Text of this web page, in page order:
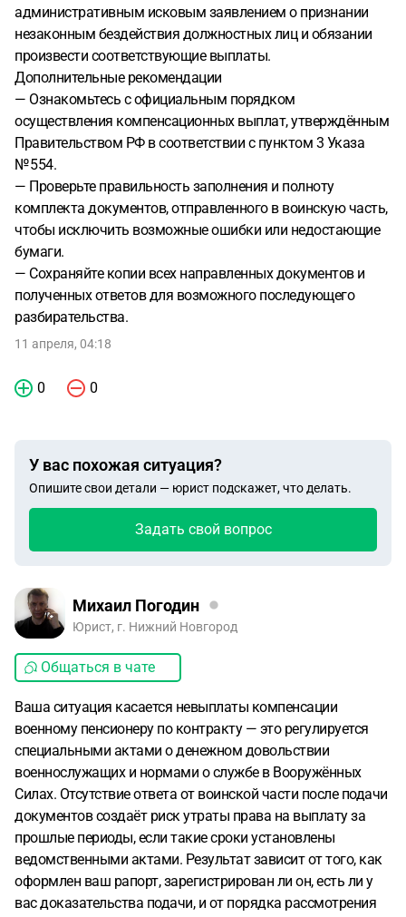
административным исковым заявлением о признании
незаконным бездействия должностных лиц и обязании
произвести соответствующие выплаты.
Дополнительные рекомендации
— Ознакомьтесь с официальным порядком
осуществления компенсационных выплат, утверждённым
Правительством РФ в соответствии с пунктом 3 Указа
№ 554.
— Проверьте правильность заполнения и полноту
комплекта документов, отправленного в воинскую часть,
чтобы исключить возможные ошибки или недостающие
бумаги.
— Сохраняйте копии всех направленных документов и
полученных ответов для возможного последующего
разбирательства.
11 апреля, 04:18
0 0
У вас похожая ситуация?
Опишите свои детали — юрист подскажет, что делать.
Задать свой вопрос
Михаил Погодин
Юрист, г. Нижний Новгород
Общаться в чате
Ваша ситуация касается невыплаты компенсации
военному пенсионеру по контракту — это регулируется
специальными актами о денежном довольствии
военнослужащих и нормами о службе в Вооружённых
Силах. Отсутствие ответа от воинской части после подачи
документов создаёт риск утраты права на выплату за
прошлые периоды, если такие сроки установлены
ведомственными актами. Результат зависит от того, как
оформлен ваш рапорт, зарегистрирован ли он, есть ли у
вас доказательства подачи, и от порядка рассмотрения